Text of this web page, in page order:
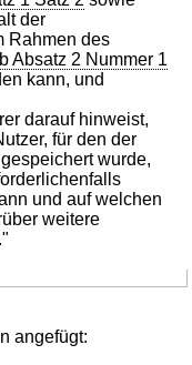
der
Rahmen des
Absatz 2 Nummer 1
kann, und
darauf hinweist,
für den der
wurde,
und auf welchen
weitere
angefügt: